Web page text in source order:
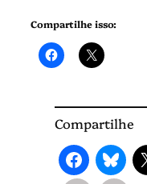
Compartilhe isso:
Compartilhe